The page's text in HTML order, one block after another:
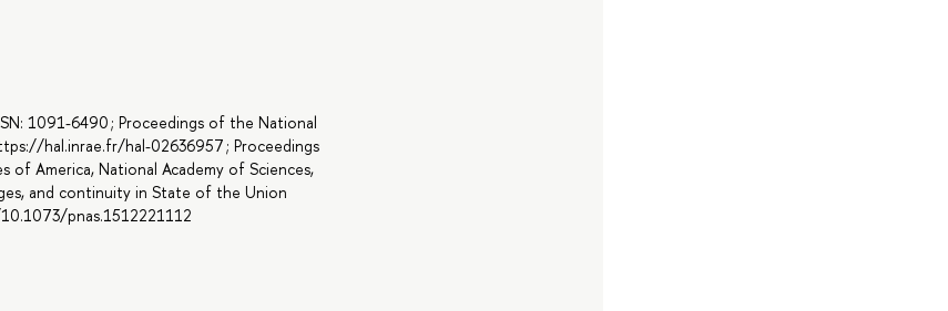
1091-6490 ; Proceedings of the National
hal.inrae.fr/hal-02636957 ; Proceedings
America, National Academy of Sciences,
and continuity in State of the Union
pnas.1512221112